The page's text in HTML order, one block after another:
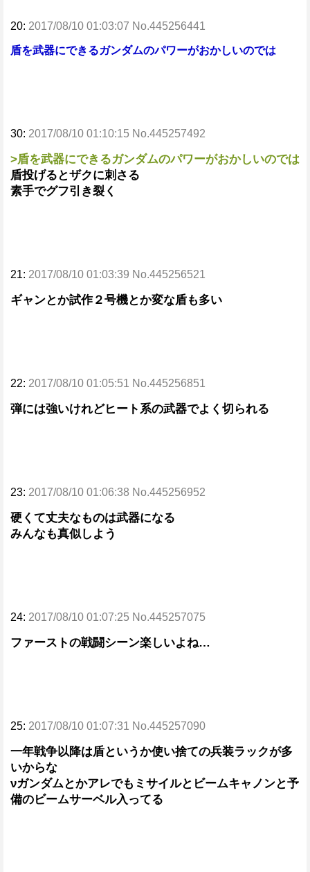
20: 2017/08/10 01:03:07 No.445256441
盾を武器にできるガンダムのパワーがおかしいのでは
30: 2017/08/10 01:10:15 No.445257492
>盾を武器にできるガンダムのパワーがおかしいのでは
盾投げるとザクに刺さる
素手でグフ引き裂く
21: 2017/08/10 01:03:39 No.445256521
ギャンとか試作２号機とか変な盾も多い
22: 2017/08/10 01:05:51 No.445256851
弾には強いけれどヒート系の武器でよく切られる
23: 2017/08/10 01:06:38 No.445256952
硬くて丈夫なものは武器になる
みんなも真似しよう
24: 2017/08/10 01:07:25 No.445257075
ファーストの戦闘シーン楽しいよね…
25: 2017/08/10 01:07:31 No.445257090
一年戦争以降は盾というか使い捨ての兵装ラックが多
いからな
νガンダムとかアレでもミサイルとビームキャノンと予
備のビームサーベル入ってる